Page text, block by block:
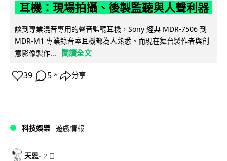
耳機：現場拍攝、後製監聽與人聲利器
談到專業混音專用的聲音監聽耳機，Sony 經典 MDR-7506 到
MDR-M1 專業錄音室耳機都為人熟悉。而現在舞台製作者與創
意影像製作...
閱讀全文
39 5 ↗ 分享
科技娛樂 遊戲情報
天恩 2 日